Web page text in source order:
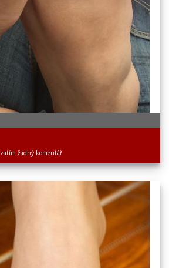
zatím žádný komentář